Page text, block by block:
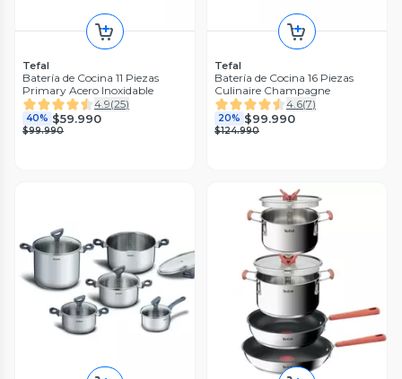
Tefal
Batería de Cocina 11 Piezas
Primary Acero Inoxidable
4.9(25)
40% $59.990
$99.990
Tefal
Batería de Cocina 16 Piezas
Culinaire Champagne
4.6(7)
20% $99.990
$124.990